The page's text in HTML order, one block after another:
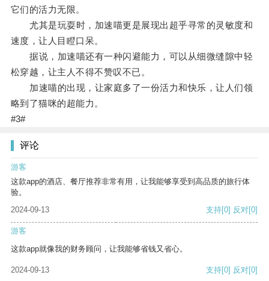
它们的活力无限。
尤其是玩耍时，加速喵更是展现出超乎寻常的灵敏度和
速度，让人目瞪口呆。
据说，加速喵还有一种闪避能力，可以从细微缝隙中轻
松穿越，让主人不得不赞叹不已。
加速喵的出现，让家庭多了一份活力和快乐，让人们领
略到了猫咪的超能力。
#3#
评论
游客
这款app的酒店、餐厅推荐非常有用，让我能够享受到高品质的旅行体
验。
2024-09-13
支持[0] 反对[0]
游客
这款app就像我的财务顾问，让我能够省钱又省心。
2024-09-13 支持[0] 反对[0]